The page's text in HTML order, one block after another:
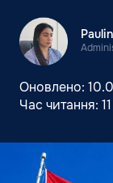
Оновлено:
Час читання: